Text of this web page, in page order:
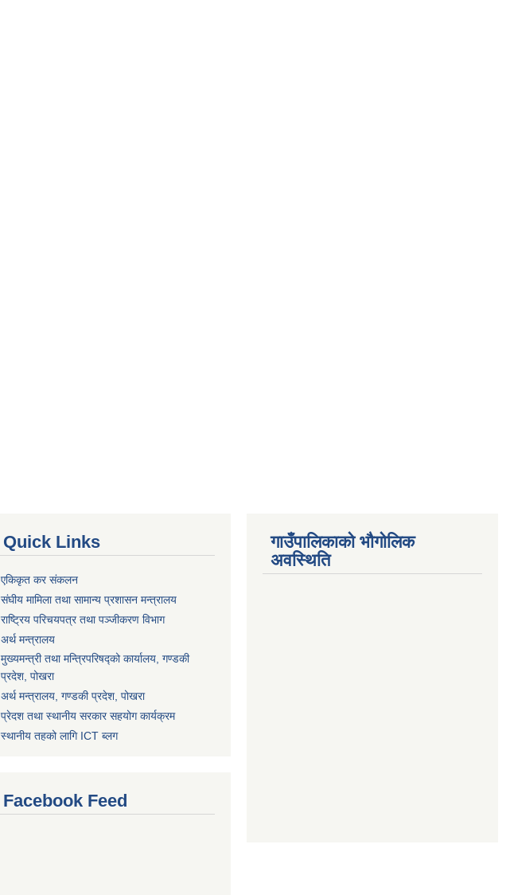
Quick Links
एकिकृत कर संकलन
संघीय मामिला तथा सामान्य प्रशासन मन्त्रालय
राष्ट्रिय परिचयपत्र तथा पञ्जीकरण विभाग
अर्थ मन्त्रालय
मुख्यमन्त्री तथा मन्त्रिपरिषद्को कार्यालय, गण्डकी
प्रदेश, पोखरा
अर्थ मन्त्रालय, गण्डकी प्रदेश, पोखरा
प्रेदश तथा स्थानीय सरकार सहयोग कार्यक्रम
स्थानीय तहको लागि ICT ब्लग
Facebook Feed
गाउँपालिकाको भौगोलिक
अवस्थिति